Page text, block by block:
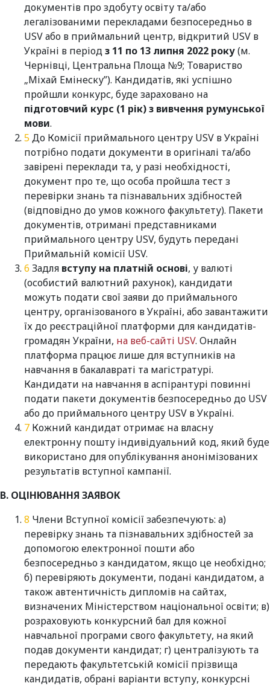
документів про здобуту освіту та/або
легалізованими перекладами безпосередньо в
USV або в приймальний центр, відкритий USV в
Україні в періодз 11 по 13 липня 2022 року(м.
Чернівці, Центральна Площа №9; Товариство
„Міхай Емінеску”). Кандидатів, які успішно
пройшли конкурс, буде зараховано на
підготовчий курс (1 рік) з вивчення румунської
мови.
До Комісії приймального центру USV в Україні
потрібно подати документи в оригіналі та/або
завірені переклади та, у разі необхідності,
документ про те, що особа пройшла тест з
перевірки знань та пізнавальних здібностей
(відповідно до умов кожного факультету). Пакети
документів, отримані представниками
приймального центру USV, будуть передані
Приймальній комісії USV.
Задля вступу на платній основі, у валюті
(особистий валютний рахунок), кандидати
можуть подати свої заяви до приймального
центру, організованого в Україні, або завантажити
їх до реєстраційної платформи для кандидатів-
громадян України, на веб-сайті USV. Онлайн
платформа працює лише для вступників на
навчання в бакалавраті та магістратурі.
Кандидати на навчання в аспірантурі повинні
подати пакети документів безпосередньо до USV
або до приймального центру USV в Україні.
Кожний кандидат отримає на власну
електронну пошту індивідуальний код, який буде
використано для опублікування анонімізованих
результатів вступної кампанії.
В. ОЦІНЮВАННЯ ЗАЯВОК
Члени Вступної комісії забезпечують: а)
перевірку знань та пізнавальних здібностей за
допомогою електронної пошти або
безпосередньо з кандидатом, якщо це необхідно;
б) перевіряють документи, подані кандидатом, а
також автентичність дипломів на сайтах,
визначених Міністерством національної освіти; в)
розраховують конкурсний бал для кожної
навчальної програми свого факультету, на який
подав документи кандидат; г) централізують та
передають факультетській комісії прізвища
кандидатів, обрані варіанти вступу, конкурсні